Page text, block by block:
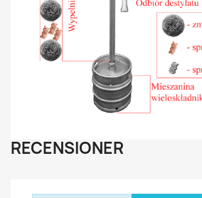
RECENSIONER